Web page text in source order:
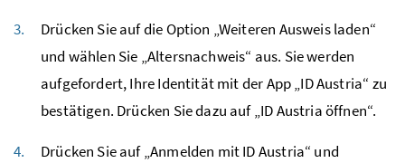
Drücken Sie auf die Option „Weiteren Ausweis laden“
und wählen Sie „Altersnachweis“ aus. Sie werden
aufgefordert, Ihre Identität mit der App „ID Austria“ zu
bestätigen. Drücken Sie dazu auf „ID Austria öffnen“.
Drücken Sie auf „Anmelden mit ID Austria“ und